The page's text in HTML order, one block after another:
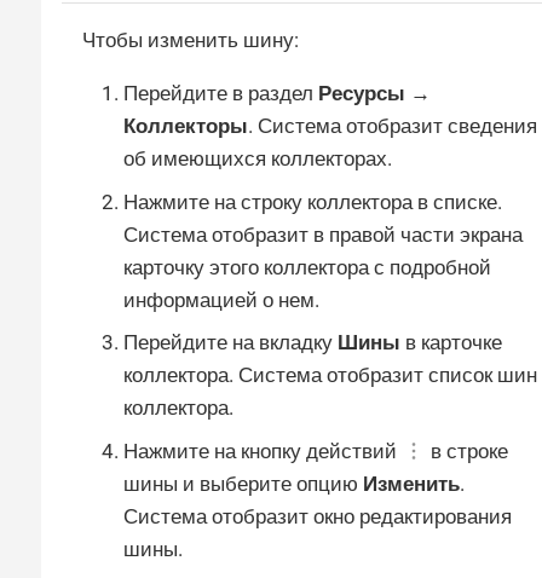
Чтобы изменить шину:
Перейдите в раздел Ресурсы →
Коллекторы. Система отобразит сведения
об имеющихся коллекторах.
Нажмите на строку коллектора в списке.
Система отобразит в правой части экрана
карточку этого коллектора с подробной
информацией о нем.
Перейдите на вкладку Шины в карточке
коллектора. Система отобразит список шин
коллектора.
Нажмите на кнопку действий
в строке
шины и выберите опцию Изменить.
Система отобразит окно редактирования
шины.